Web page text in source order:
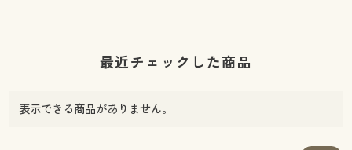
最近チェックした商品
表示できる商品がありません。